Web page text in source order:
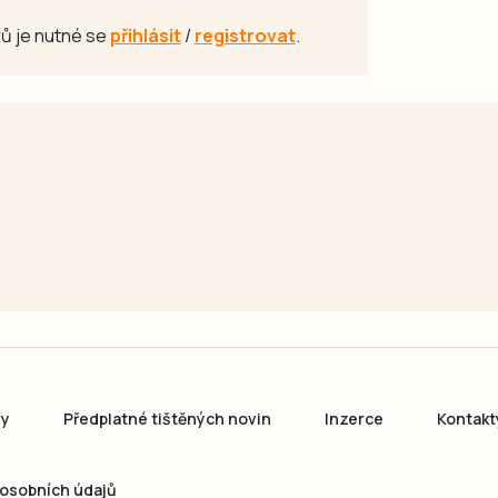
je nutné se přihlásit/registrovat.
Předplatné tištěných novin Inzerce
údajů